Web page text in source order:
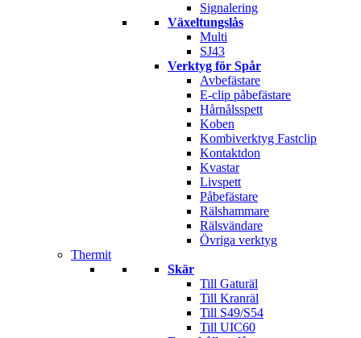
Signalering
Växeltungslås
Multi
SJ43
Verktyg för Spår
Avbefästare
E-clip påbefästare
Hårnålsspett
Koben
Kombiverktyg Fastclip
Kontaktdon
Kvastar
Livspett
Påbefästare
Rälshammare
Rälsvändare
Övriga verktyg
Thermit
Skär
Till Gaturäl
Till Kranräl
Till S49/S54
Till UIC60